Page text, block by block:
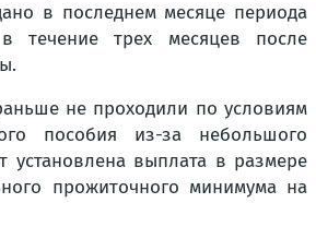
в последнем месяце периода
течение трех месяцев после
не проходили по условиям
пособия из-за небольшого
установлена выплата в размере
прожиточного минимума на